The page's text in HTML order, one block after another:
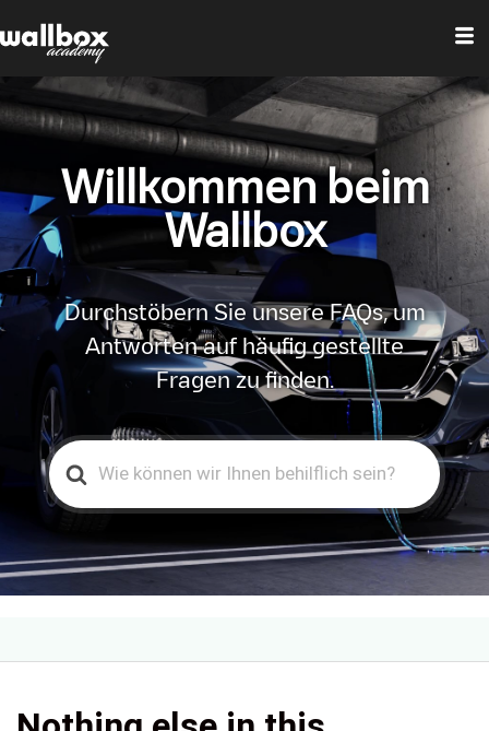
Willkommen beim
Wallbox
Durchstöbern Sie unsere FAQs, um
Antworten auf häufig gestellte
Fragen zu finden.
Search
For